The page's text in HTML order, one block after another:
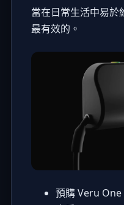
當在日常生活中易於
最有效的。
預購 Veru One